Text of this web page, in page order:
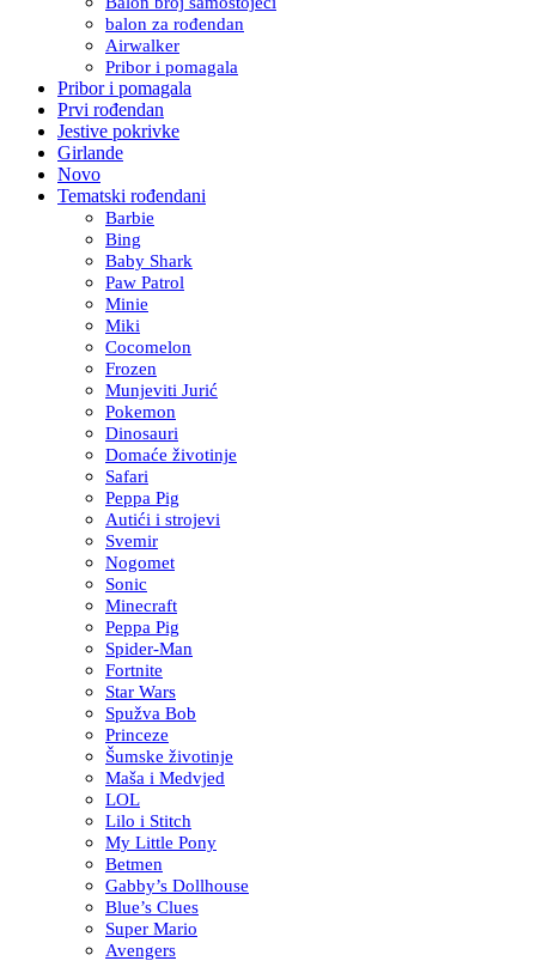
balon za rođendan
Airwalker
Pribor i pomagala
Pribor i pomagala
Prvi rođendan
Jestive pokrivke
Girlande
Novo
Tematski rođendani
Barbie
Bing
Baby Shark
Paw Patrol
Minie
Miki
Cocomelon
Frozen
Munjeviti Jurić
Pokemon
Dinosauri
Domaće životinje
Safari
Peppa Pig
Autići i strojevi
Svemir
Nogomet
Sonic
Minecraft
Peppa Pig
Spider-Man
Fortnite
Star Wars
Spužva Bob
Princeze
Šumske životinje
Maša i Medvjed
LOL
Lilo i Stitch
My Little Pony
Betmen
Gabby’s Dollhouse
Blue’s Clues
Super Mario
Avengers